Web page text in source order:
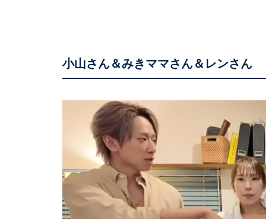
小山さん＆みきママさん＆レンさん